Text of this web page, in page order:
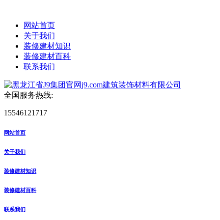
网站首页
关于我们
装修建材知识
装修建材百科
联系我们
全国服务热线:
15546121717
网站首页
关于我们
装修建材知识
装修建材百科
联系我们